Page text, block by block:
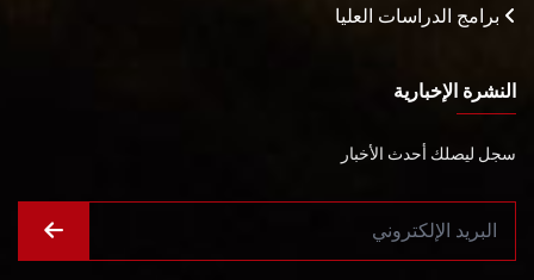
برامج الدراسات العليا
النشرة الإخبارية
سجل ليصلك أحدث الأخبار